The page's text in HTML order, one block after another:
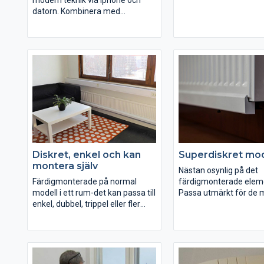
datorn. Kombinera med
väljer när, var och hur du vill ha
det varm snabbt.
Diskret, enkel och kan
montera själv
Färdigmonterade på normal
modell i ett rum-det kan passa till
enkel, dubbel, trippel eller fler
Superdiskret
Nästan osynlig på det
färdigmonterade
Passa utmärkt för de